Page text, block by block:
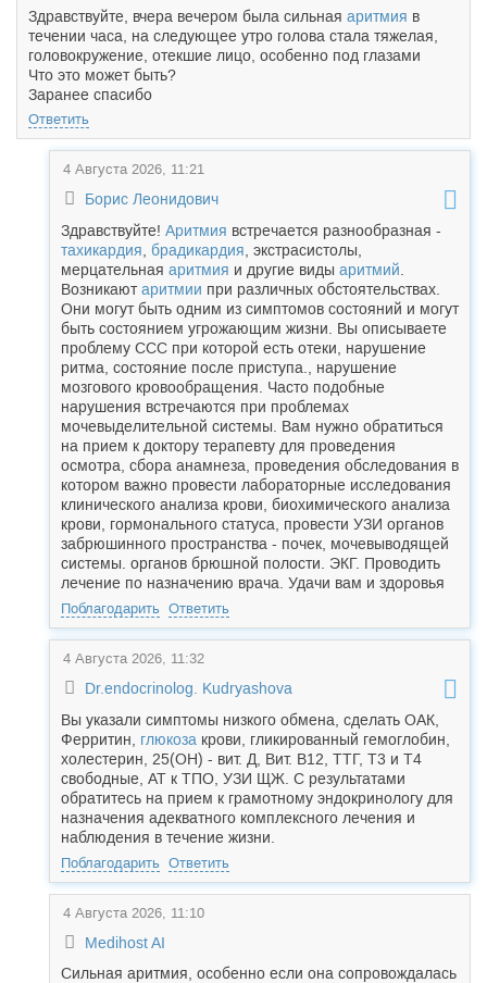
Здравствуйте, вчера вечером была сильная аритмия в
течении часа, на следующее утро голова стала тяжелая,
головокружение, отекшие лицо, особенно под глазами
Что это может быть?
Заранее спасибо
Ответить
4 Августа 2026, 11:21
Борис Леонидович
Здравствуйте! Аритмия встречается разнообразная -
тахикардия брадикардия , экстрасистолы,
мерцательная аритмия и другие виды аритмий
Возникаютаритмии при различных обстоятельствах.
Они могут быть одним из симптомов состояний и могут
быть состоянием угрожающим жизни. Вы описываете
проблему ССС при которой есть отеки, нарушение
ритма, состояние после приступа., нарушение
мозгового кровообращения. Часто подобные
нарушения встречаются при проблемах
мочевыделительной системы. Вам нужно обратиться
на прием к доктору терапевту для проведения
осмотра, сбора анамнеза, проведения обследования в
котором важно провести лабораторные исследования
клинического анализа крови, биохимического анализа
крови, гормонального статуса, провести УЗИ органов
забрюшинного пространства - почек, мочевыводящей
системы. органов брюшной полости. ЭКГ. Проводить
лечение по назначению врача. Удачи вам и здоровья
Поблагодарить Ответить
4 Августа 2026, 11:32
Dr.endocrinolog. Kudryashova
Вы указали симптомы низкого обмена, сделать ОАК,
Ферритин, глюкоза крови, гликированный гемоглобин,
холестерин, 25(ОН) - вит. Д, Вит. В12, ТТГ, Т3 и Т4
свободные, АТ к ТПО, УЗИ ЩЖ. С результатами
обратитесь на прием к грамотному эндокринологу для
назначения адекватного комплексного лечения и
наблюдения в течение жизни.
Поблагодарить Ответить
4 Августа 2026, 11:10
Medihost AI
Сильная аритмия, особенно если она сопровождалась